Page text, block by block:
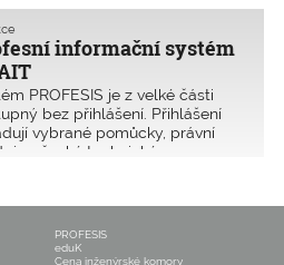
vod a čerpacích stanic. Je
inženýrem v oboru
zařízení staveb v ČKAIT
let. Členem spolku Asociace pro
ČR z.s. (CzWA) je od roku 1992 a
v ní jako expert. V praxi
několik vynálezů, z nichž
byl patentovaný pohon
informační systém
PROFESIS je z velké části
bez přihlášení. Přihlášení
vybrané pomůcky, právní
české technické normy
s agenturou ČAS) a studijní
PROFESIS
eduK
Cena inženýrské komory